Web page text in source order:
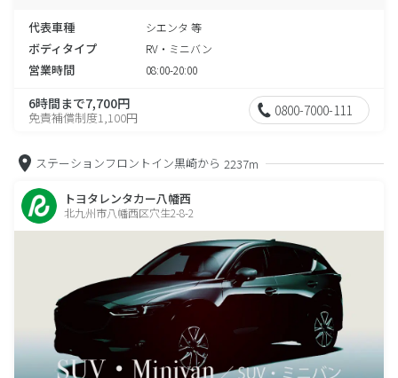
代表車種 シエンタ 等
ボディタイプ RV・ミニバン
営業時間 08:00-20:00
6時間まで7,700円
免責補償制度1,100円 0800-7000-111
ステーションフロントイン黒崎から 2237m
トヨタレンタカー八幡西
北九州市八幡西区穴生2-8-2